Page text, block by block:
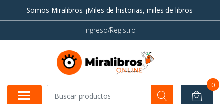
Somos Miralibros. ¡Miles de historias, miles de libros!
Ingreso/Registro
0